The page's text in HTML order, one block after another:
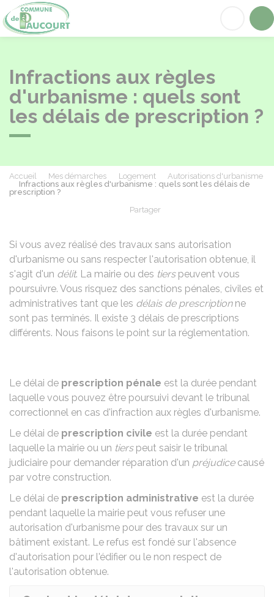
Infractions aux règles
d'urbanisme : quels sont
les délais de prescription ?
Accueil Mes démarches Logement
Autorisations d'urbanisme
Infractions aux règles d'urbanisme : quels sont les délais de
prescription ?
Partager
Si vous avez réalisé des travaux sans autorisation
d'urbanisme ou sans respecter l'autorisation obtenue, il
s'agit d'un délit. La mairie ou des tierspeuvent vous
poursuivre. Vous risquez des sanctions pénales, civiles et
administratives tant que les délais de prescriptionne
sont pas terminés. Il existe 3 délais de prescriptions
différents. Nous faisons le point sur la réglementation.
Le délai de prescription pénale est la durée pendant
laquelle vous pouvez être poursuivi devant le tribunal
correctionnel en cas d'infraction aux règles d'urbanisme.
Le délai de prescription civile est la durée pendant
laquelle la mairie ou un tierspeut saisir le tribunal
judiciaire pour demander réparation d'un préjudicecausé
par votre construction.
Le délai de prescription administrative est la durée
pendant laquelle la mairie peut vous refuser une
autorisation d'urbanisme pour des travaux sur un
bâtiment existant. Le refus est fondé sur l'absence
d'autorisation pour l'édifier ou le non respect de
l'autorisation obtenue.